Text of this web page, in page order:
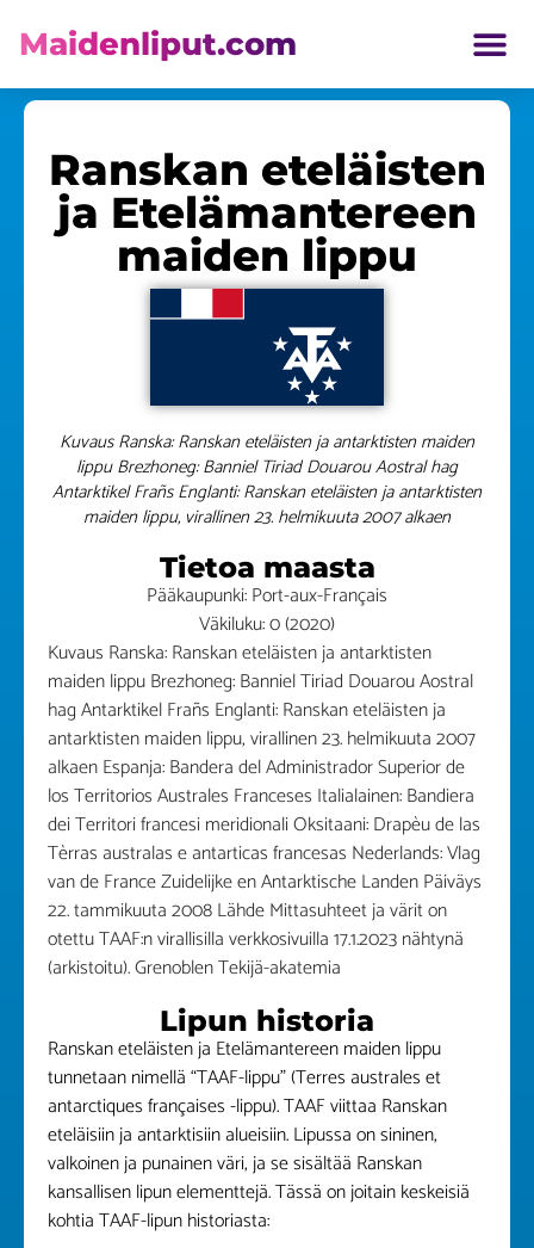
Maidenliput.com
Ranskan eteläisten
ja Etelämantereen
maiden lippu
Kuvaus Ranska: Ranskan eteläisten ja antarktisten maiden
lippu Brezhoneg: Banniel Tiriad Douarou Aostral hag
Antarktikel Frañs Englanti: Ranskan eteläisten ja antarktisten
maiden lippu, virallinen 23. helmikuuta 2007 alkaen
Tietoa maasta
Pääkaupunki: Port-aux-Français
Väkiluku: 0 (2020)
Kuvaus Ranska: Ranskan eteläisten ja antarktisten
maiden lippu Brezhoneg: Banniel Tiriad Douarou Aostral
hag Antarktikel Frañs Englanti: Ranskan eteläisten ja
antarktisten maiden lippu, virallinen 23. helmikuuta 2007
alkaen Espanja: Bandera del Administrador Superior de
los Territorios Australes Franceses Italialainen: Bandiera
dei Territori francesi meridionali Oksitaani: Drapèu de las
Tèrras australas e antarticas francesas Nederlands: Vlag
van de France Zuidelijke en Antarktische Landen Päiväys
22. tammikuuta 2008 Lähde Mittasuhteet ja värit on
otettu TAAF:n virallisilla verkkosivuilla 17.1.2023 nähtynä
(arkistoitu). Grenoblen Tekijä-akatemia
Lipun historia
Ranskan eteläisten ja Etelämantereen maiden lippu
tunnetaan nimellä “TAAF-lippu” (Terres australes et
antarctiques françaises -lippu). TAAF viittaa Ranskan
eteläisiin ja antarktisiin alueisiin. Lipussa on sininen,
valkoinen ja punainen väri, ja se sisältää Ranskan
kansallisen lipun elementtejä. Tässä on joitain keskeisiä
kohtia TAAF-lipun historiasta: